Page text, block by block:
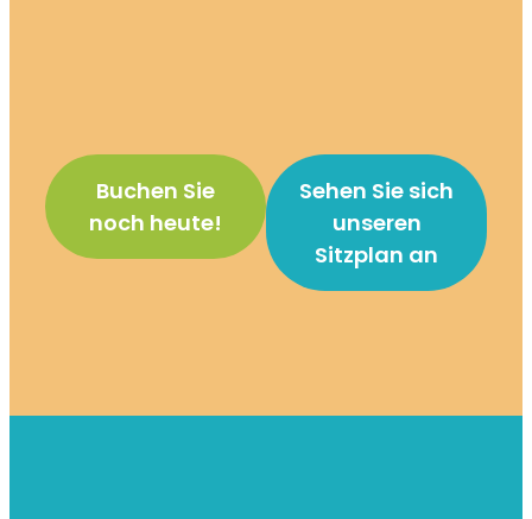
Buchen Sie
noch heute!
Sehen Sie sich
unseren
Sitzplan an